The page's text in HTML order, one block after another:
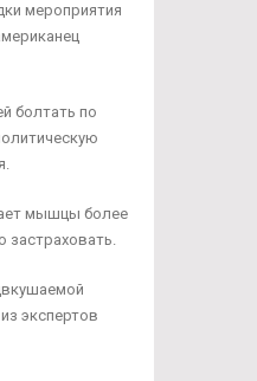
мероприятия
болтать по
мышцы более
застраховать.
экспертов